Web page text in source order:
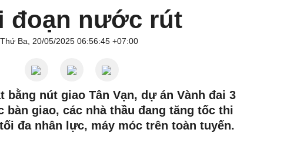
đoạn nước rút
Thứ Ba, 20/05/2025 06:56:45 +07:00
bằng nút giao Tân Vạn, dự án Vành đai 3
bàn giao, các nhà thầu đang tăng tốc thi
đa nhân lực, máy móc trên toàn tuyến.